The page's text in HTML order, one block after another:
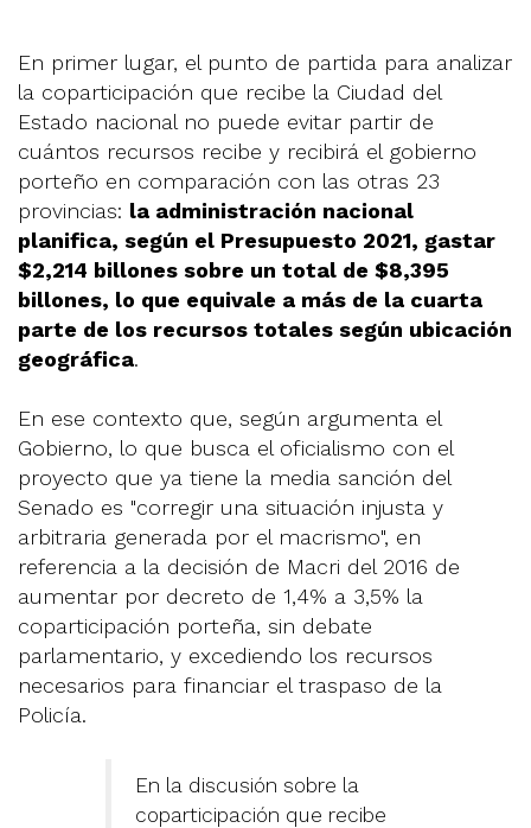
En primer lugar, el punto de partida para analizar
la coparticipación que recibe la Ciudad del
Estado nacional no puede evitar partir de
cuántos recursos recibe y recibirá el gobierno
porteño en comparación con las otras 23
provincias: la administración nacional
planifica, según el Presupuesto 2021, gastar
$2,214 billones sobre un total de $8,395
billones, lo que equivale a más de la cuarta
parte de los recursos totales según ubicación
geográfica.
En ese contexto que, según argumenta el
Gobierno, lo que busca el oficialismo con el
proyecto que ya tiene la media sanción del
Senado es "corregir una situación injusta y
arbitraria generada por el macrismo", en
referencia a la decisión de Macri del 2016 de
aumentar por decreto de 1,4% a 3,5% la
coparticipación porteña, sin debate
parlamentario, y excediendo los recursos
necesarios para financiar el traspaso de la
Policía.
En la discusión sobre la
coparticipación que recibe